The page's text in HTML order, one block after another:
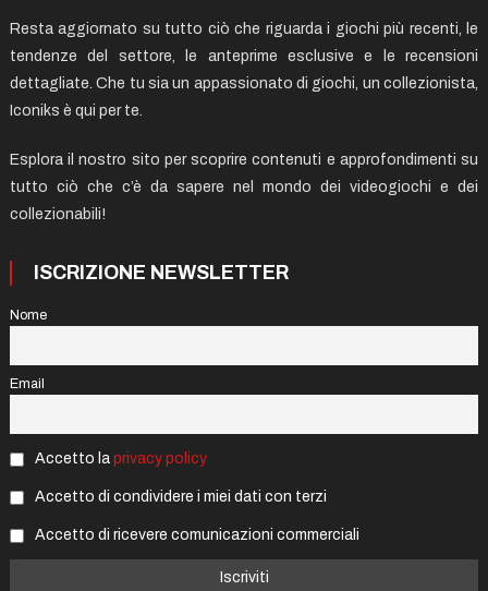
Resta aggiornato su tutto ciò che riguarda i giochi più recenti, le
tendenze del settore, le anteprime esclusive e le recensioni
dettagliate. Che tu sia un appassionato di giochi, un collezionista,
Iconiks è qui per te.
Esplora il nostro sito per scoprire contenuti e approfondimenti su
tutto ciò che c’è da sapere nel mondo dei videogiochi e dei
collezionabili!
ISCRIZIONE NEWSLETTER
Nome
Email
Accetto la privacy policy
Accetto di condividere i miei dati con terzi
Accetto di ricevere comunicazioni commerciali